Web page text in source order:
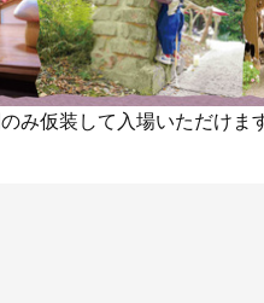
み仮装して入場いただけま